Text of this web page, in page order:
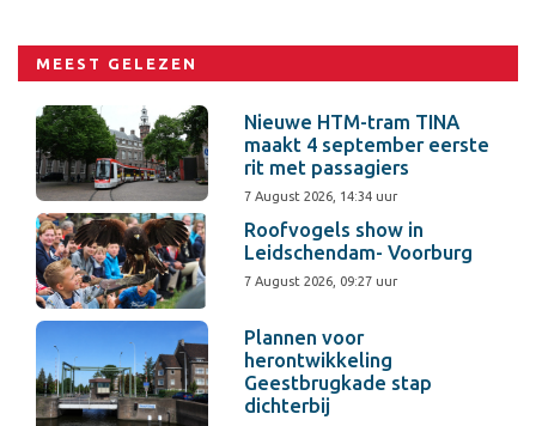
MEEST GELEZEN
Nieuwe HTM-tram TINA
maakt 4 september eerste
rit met passagiers
7 August 2026, 14:34 uur
Roofvogels show in
Leidschendam- Voorburg
7 August 2026, 09:27 uur
Plannen voor
herontwikkeling
Geestbrugkade stap
dichterbij